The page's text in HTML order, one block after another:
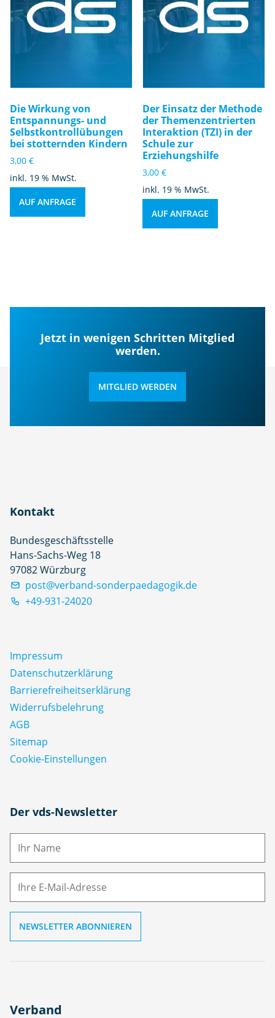
Die Wirkung von
Entspannungs- und
Selbstkontrollübungen
bei stotternden Kindern
3,00 €
inkl. 19 % MwSt.
AUF ANFRAGE
Der Einsatz der Methode
der Themenzentrierten
Interaktion (TZI) in der
Schule zur
Erziehungshilfe
3,00€
inkl. 19 % MwSt.
AUF ANFRAGE
Jetzt in wenigen Schritten Mitglied
werden.
MITGLIED WERDEN
Kontakt
Bundesgeschäftsstelle
Hans-Sachs-Weg 18
97082 Würzburg
post@verband-sonderpaedagogik.de
+49-931-24020
Impressum
Datenschutz­erklärung
Barrierefreiheitserklärung
Widerrufsbelehrung
AGB
Sitemap
Cookie-Einstellungen
Der vds-Newsletter
N
M
Verband